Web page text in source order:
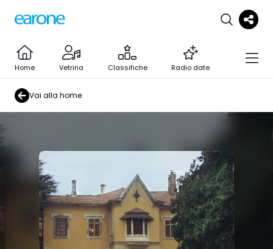
Home Vetrina Classifiche Radio date
Vai alla home